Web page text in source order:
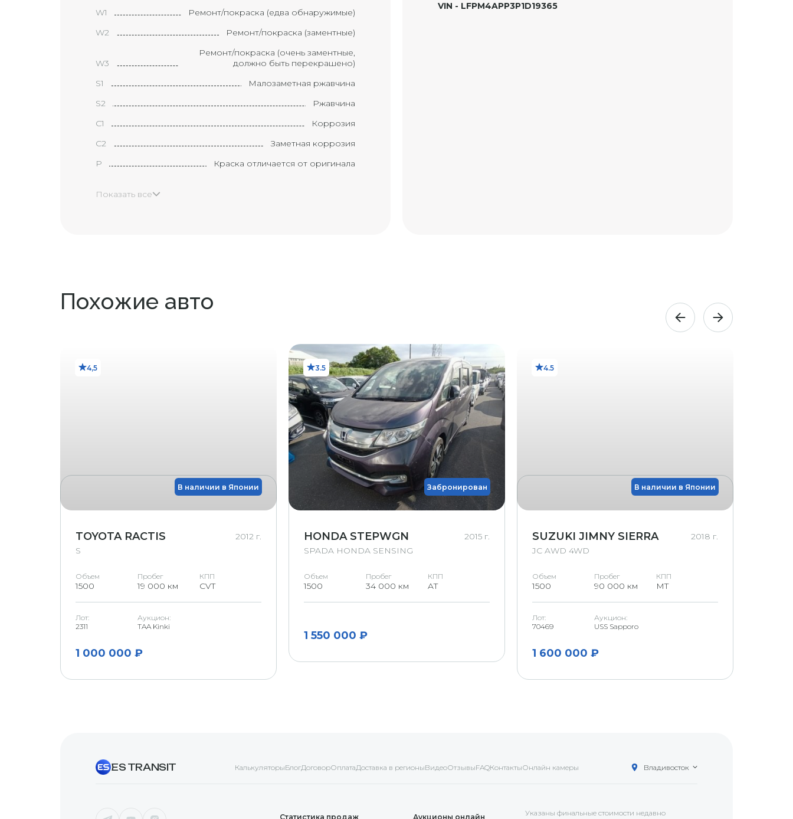
W1
Ремонт/покраска (едва обнаружимые)
W2
Ремонт/покраска (заментные)
W3
Ремонт/покраска (очень заментные,
должно быть перекрашено)
S1
Малозаметная ржавчина
S2
Ржавчина
С1
Коррозия
С2
Заметная коррозия
P
Краска отличается от оригинала
Трещина
Большая трещина
Маленькая трещина на ветровом
стекле (приблизительно 1 см)
Восстановленная трещина на
ветровом стекле
Восстановленная трещина на
ветровом стекле (требует замены)
Трещина на ветровом стекле (требует
Показать все
VIN - LFPM4APP3P1D19365
Похожие авто
4,5
В наличии в Японии
TOYOTA RACTIS
S
2012 г.
Объем
1500
Пробег
19 000 км
КПП
CVT
Лот:
2311
Аукцион:
TAA Kinki
1 000 000 ₽
3.5
Забронирован
HONDA STEPWGN
SPADA HONDA SENSING
2015 г.
Объем
1500
Пробег
34 000 км
КПП
AT
1 550 000 ₽
4.5
В наличии в Японии
SUZUKI JIMNY SIERRA
JC AWD 4WD
2018 г.
Объем
1500
Пробег
90 000 км
КПП
MT
Лот:
70469
Аукцион:
USS Sapporo
1 600 000 ₽
ES TRANSIT КалькуляторыБлогДоговорОплатаДоставка в регионыВидеоОтзывыFAQКонтактыОнлайн камеры Владивосток
Статистика продаж Аукционы онлайн Указаны финальные стоимости недавно